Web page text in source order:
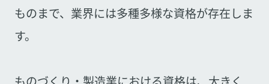
ものまで、業界には多種多様な資格が存在しま
す。